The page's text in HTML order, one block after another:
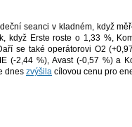
seanci v kladném, když
když Erste roste o 1,33 %,
se také operátorovi O2
(-2,44 %), Avast (-0,57 %) a
dnes zvýšila cílovou cenu pro